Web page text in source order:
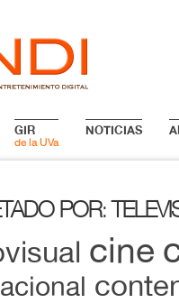
GIR
de la UVa
NOTICIAS
POR:
cine